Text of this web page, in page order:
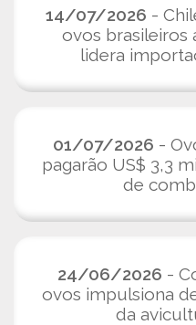
14/07/2026 -
ovos brasileiros
lidera
01/07/2026 -
pagarão US$ 3,3
de
24/06/2026 -
ovos impulsiona
da